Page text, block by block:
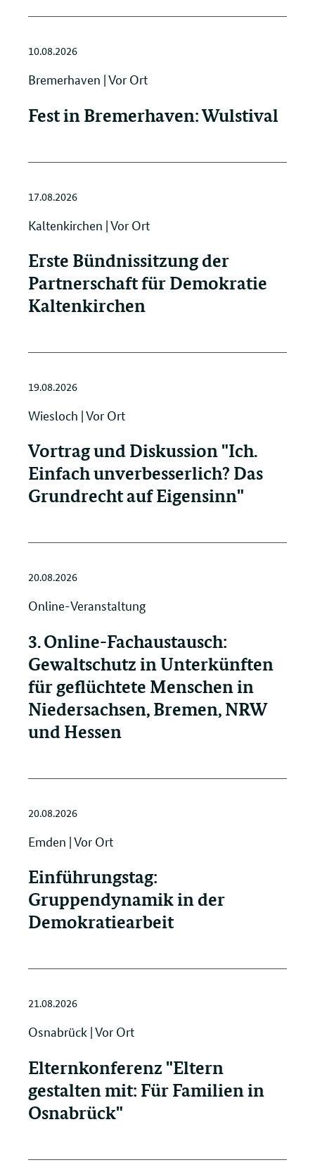
10.08.2026
Bremerhaven | Vor Ort
Fest in Bremerhaven: Wulstival
17.08.2026
Kaltenkirchen | Vor Ort
Erste Bündnissitzung der
Partnerschaft für Demokratie
Kaltenkirchen
19.08.2026
Wiesloch | Vor Ort
Vortrag und Diskussion "Ich.
Einfach unverbesserlich? Das
Grundrecht auf Eigensinn"
20.08.2026
Online-Veranstaltung
3. Online-Fachaustausch:
Gewaltschutz in Unterkünften
für geflüchtete Menschen in
Niedersachsen, Bremen, NRW
und Hessen
20.08.2026
Emden | Vor Ort
Einführungstag:
Gruppendynamik in der
Demokratiearbeit
21.08.2026
Osnabrück | Vor Ort
Elternkonferenz "Eltern
gestalten mit: Für Familien in
Osnabrück"